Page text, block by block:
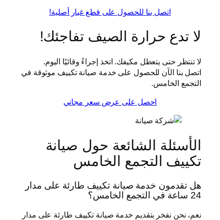
اتصل بنا للحصول على قطع غيار أصلية!
لا تدع حرارة الصيف تفاجئك!
لا تنتظر حتى يتعطل مكيفك. اتخذ إجراءً وقائيًا اليوم.
اتصل بنا الآن للحصول على خدمة صيانة تكييف موثوقة في
التجمع الخامس.
احصل على عرض سعر مجاني
الأسئلة الشائعة حول صيانة
تكييف التجمع الخامس
هل تقدمون خدمة صيانة تكييف طارئة على مدار
24 ساعة في التجمع الخامس؟
نعم، نحن نفخر بتقديم خدمة صيانة تكييف طارئة على مدار